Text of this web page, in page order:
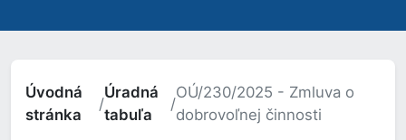
Úvodná
stránka
/
Úradná
tabuľa
/
OÚ/230/2025 - Zmluva o
dobrovoľnej činnosti